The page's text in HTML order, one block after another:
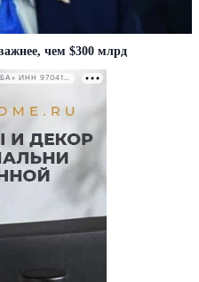
чем $300 млрд
РЕКЛАМА • ООО «ДРУЖБА» ИНН 9704146411